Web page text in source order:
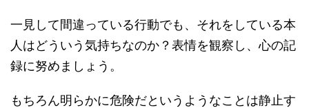
一見して間違っている行動でも、それをしている本
人はどういう気持ちなのか？表情を観察し、心の記
録に努めましょう。
もちろん明らかに危険だというようなことは静止す